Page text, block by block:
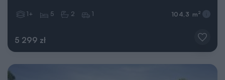
5 299 zł
1+ 5 2 1 104,3 m 2